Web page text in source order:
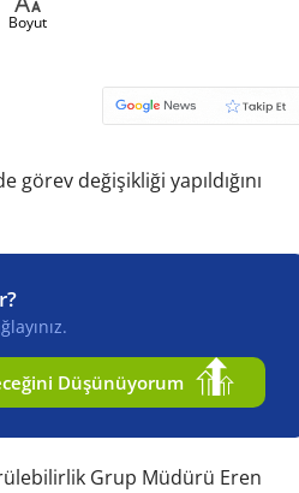
Boyut
değişikliği yapıldığını
Düşünüyorum
Grup Müdürü Eren